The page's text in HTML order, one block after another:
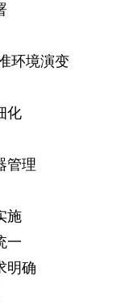
环境演变
化
管理
施
一
明确